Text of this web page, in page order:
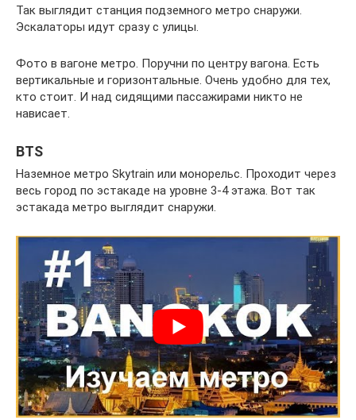
Так выглядит станция подземного метро снаружи.
Эскалаторы идут сразу с улицы.
Фото в вагоне метро. Поручни по центру вагона. Есть
вертикальные и горизонтальные. Очень удобно для тех,
кто стоит. И над сидящими пассажирами никто не
нависает.
BTS
Наземное метро Skytrain или монорельс. Проходит через
весь город по эстакаде на уровне 3-4 этажа. Вот так
эстакада метро выглядит снаружи.